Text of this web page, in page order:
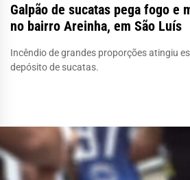
Galpão de sucatas pega fogo e
no bairro Areinha, em São Luís
Incêndio de grandes proporções atingiu
depósito de sucatas.